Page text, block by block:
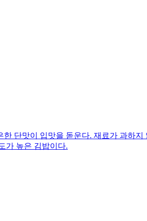
단맛이 입맛을 돋운다. 재료가 과하지
가 높은 김밥이다.